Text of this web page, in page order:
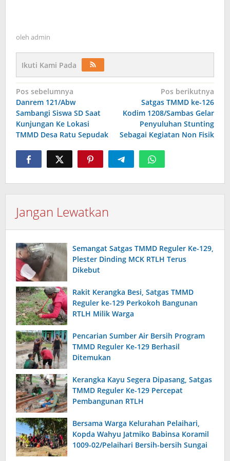
oleh admin
Ikuti Kami Pada
Navigasi
pos
Pos sebelumnya
Danrem 121/Abw
Sambangi Siswa SD Saat
Kunjungan Ke Lokasi
TMMD Desa Ratu Sepudak
Pos berikutnya
Satgas TMMD ke-126
Kodim 1208/Sambas Gelar
Penyuluhan Stunting
Sebagai Kegiatan Non Fisik
Jangan Lewatkan
Semangat Satgas TMMD Reguler Ke-129,
Plester Dinding MCK RTLH Terus
Dikebut
Rakit Kerangka Besi, Satgas TMMD
Reguler ke-129 Perkokoh Bangunan
RTLH Milik Warga
Pencarian Sumber Air Bersih Program
TMMD Reguler Ke-129 Berhasil
Ditemukan
Kerangka Kayu Segera Dipasang, Satgas
TMMD Reguler Ke-129 Percepat
Pembangunan RTLH
Bersama Warga Kelurahan Pelaihari,
Kopda Wahyu Jatmiko Babinsa Koramil
1009-02/Pelaihari Bersih-bersih Sungai